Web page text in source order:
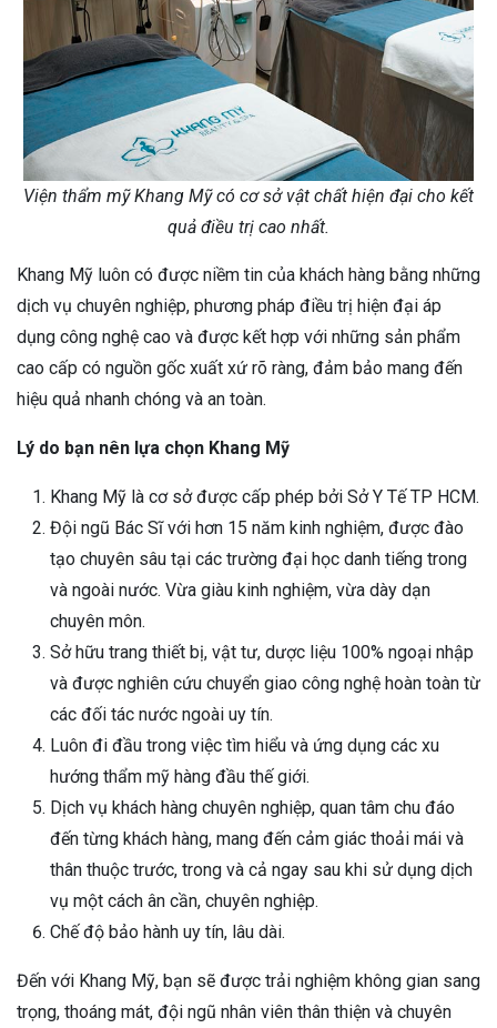
Viện thẩm mỹ Khang Mỹ có cơ sở vật chất hiện đại cho kết
quả điều trị cao nhất.
Khang Mỹ luôn có được niềm tin của khách hàng bằng những
dịch vụ chuyên nghiệp, phương pháp điều trị hiện đại áp
dụng công nghệ cao và được kết hợp với những sản phẩm
cao cấp có nguồn gốc xuất xứ rõ ràng, đảm bảo mang đến
hiệu quả nhanh chóng và an toàn.
Lý do bạn nên lựa chọn Khang Mỹ
Khang Mỹ là cơ sở được cấp phép bởi Sở Y Tế TP HCM.
Đội ngũ Bác Sĩ với hơn 15 năm kinh nghiệm, được đào
tạo chuyên sâu tại các trường đại học danh tiếng trong
và ngoài nước. Vừa giàu kinh nghiệm, vừa dày dạn
chuyên môn.
Sở hữu trang thiết bị, vật tư, dược liệu 100% ngoại nhập
và được nghiên cứu chuyển giao công nghệ hoàn toàn từ
các đối tác nước ngoài uy tín.
Luôn đi đầu trong việc tìm hiểu và ứng dụng các xu
hướng thẩm mỹ hàng đầu thế giới.
Dịch vụ khách hàng chuyên nghiệp, quan tâm chu đáo
đến từng khách hàng, mang đến cảm giác thoải mái và
thân thuộc trước, trong và cả ngay sau khi sử dụng dịch
vụ một cách ân cần, chuyên nghiệp.
Chế độ bảo hành uy tín, lâu dài.
Đến với Khang Mỹ, bạn sẽ được trải nghiệm không gian sang
trọng, thoáng mát, đội ngũ nhân viên thân thiện và chuyên